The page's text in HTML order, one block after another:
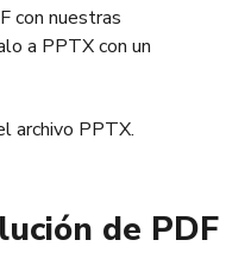
con nuestras
a PPTX con un
archivo PPTX.
de PDF